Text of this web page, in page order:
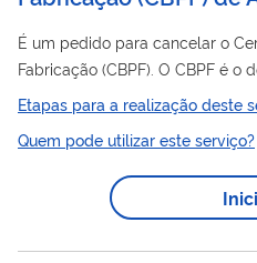
É um pedido para cancelar o
Fabricação (CBPF). O CBPF é o documento emitido pela Anvisa
atestando que determinado
Boas Práticas de Fabricação.
Etapas para a realização deste
Quem pode utilizar este serviço?